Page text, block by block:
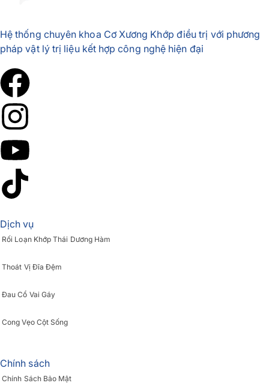
Hệ thống chuyên khoa Cơ Xương Khớp điều trị với phương
pháp vật lý trị liệu kết hợp công nghệ hiện đại
Dịch vụ
Rối Loạn Khớp Thái Dương Hàm
Thoát Vị Đĩa Đệm
Đau Cổ Vai Gáy
Cong Vẹo Cột Sống
Chính sách
Chính Sách Bảo Mật